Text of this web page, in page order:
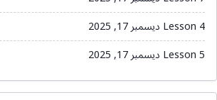
Lesson 4 ديسمبر 17, 2025
Lesson 5 ديسمبر 17, 2025